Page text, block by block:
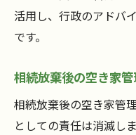
活用し、行政のアドバ
です。
相続放棄後の空き家
相続放棄後の空き家管
としての責任は消滅し